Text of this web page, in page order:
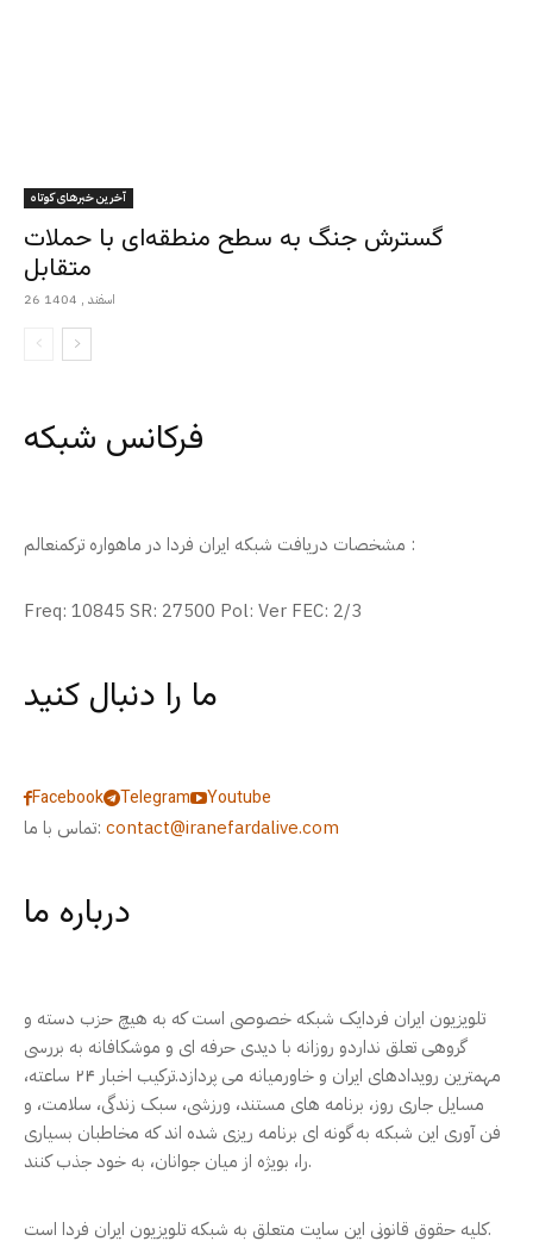
آخرین خبرهای کوتاه
گسترش جنگ به سطح منطقه‌ای با حملات
متقابل
26 اسفند , 1404
فرکانس شبکه
مشخصات دریافت شبکه ایران فردا در ماهواره ترکمنعالم :
Freq: 10845 SR: 27500 Pol: Ver FEC: 2/3
ما را دنبال کنید
Facebook Telegram
Youtube
تماس با ما: contact@iranefardalive.com
درباره ما
تلویزیون ایران فردایک شبکه خصوصی است که به هیچ حزب دسته و
گروهی تعلق نداردو روزانه با دیدی حرفه ای و موشکافانه به بررسی
مهمترین رویدادهای ایران و خاورمیانه می پردازد.ترکیب اخبار ۲۴ ساعته،
مسایل جاری روز، برنامه های مستند، ورزشی، سبک زندگی، سلامت، و
فن آوری این شبکه به گونه ای برنامه ریزی شده اند که مخاطبان بسیاری
را، بویژه از میان جوانان، به خود جذب کنند.
کلیه حقوق قانونی این سایت متعلق به شبکه تلویزیون ایران فردا است.